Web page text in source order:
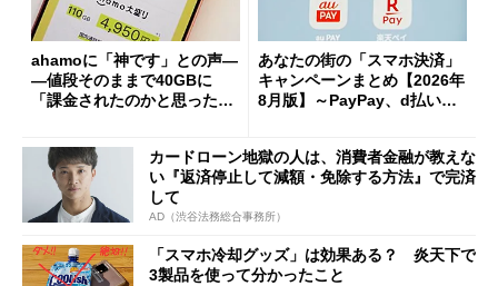
ahamoに「神です」との声―
―値段そのままで40GBに
「課金されたのかと思った」
あなたの街の「スマホ決済」
キャンペーンまとめ【2026年
8月版】～PayPay、d払い、a
カードローン地獄の人は、消費者金融が教えな
い『返済停止して減額・免除する方法』で完済
して
AD（渋谷法務総合事務所）
「スマホ冷却グッズ」は効果ある？ 炎天下で
3製品を使って分かったこと